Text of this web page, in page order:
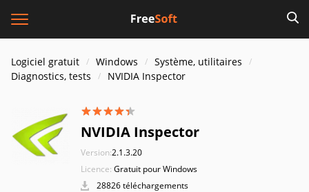
Logiciel gratuit Windows
Système, utilitaires
Diagnostics, tests
NVIDIA Inspector
NVIDIA Inspector
Version:2.1.3.20
Licence: Gratuit pour Windows
28826 téléchargements